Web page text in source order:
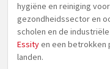
hygiëne en reiniging
gezondheidssector en
scholen en de
Essityen een betrokken
landen.